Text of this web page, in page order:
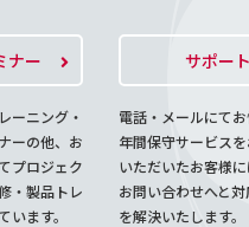
ナー
ーニング・
ーの他、お
プロジェク
・製品トレ
います。
サポート
電話・メールにてお
年間保守サービス
いただいたお客様
お問い合わせへと
を解決いたします。